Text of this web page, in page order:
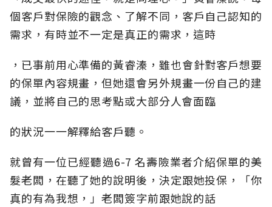
個客戶對保險的觀念、了解不同，客戶自己認知的
需求，有時並不一定是真正的需求，這時
，已事前用心準備的黃睿溱，雖也會針對客戶想要
的保單內容規畫，但她還會另外規畫一份自己的建
議，並將自己的思考點或大部分人會面臨
的狀況一一解釋給客戶聽。
就曾有一位已經聽過6-7 名壽險業者介紹保單的美
髮老闆，在聽了她的說明後，決定跟她投保，「你
真的有為我想，」老闆簽字前跟她說的話